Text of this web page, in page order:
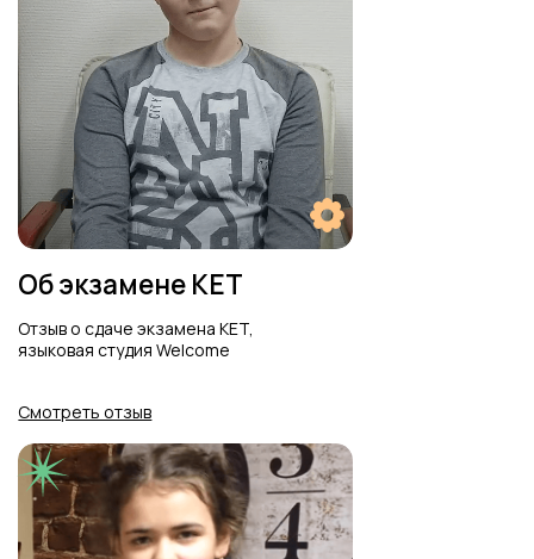
Родители о Лагере
Отзывы родителей о летнем лагере
студии Welcome
Смотреть отзыв
Наталья Котова
Отзывы родителей о летнем лагере
студии Welcome
Смотреть отзыв